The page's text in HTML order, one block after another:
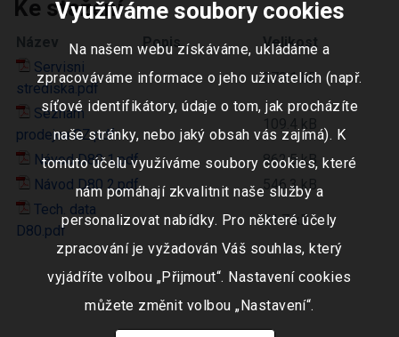
Ke stažení
Název Popis
Velikost
Servisni
strediska.pdf
279.1 kB
Seznam
prodejcu CZ.pdf
109.4 kB
Návod D80 1.pdf
862.5 kB
Návod D80 2.pdf
546.3 kB
Tech. data
D80.pdf
81.7 kB
Využíváme soubory cookies
Na našem webu získáváme, ukládáme a
zpracováváme informace o jeho uživatelích (např.
síťové identifikátory, údaje o tom, jak procházíte
naše stránky, nebo jaký obsah vás zajímá). K
tomuto účelu využíváme soubory cookies, které
nám pomáhají zkvalitnit naše služby a
personalizovat nabídky. Pro některé účely
zpracování je vyžadován Váš souhlas, který
vyjádříte volbou „Přijmout“. Nastavení cookies
můžete změnit volbou „Nastavení“.